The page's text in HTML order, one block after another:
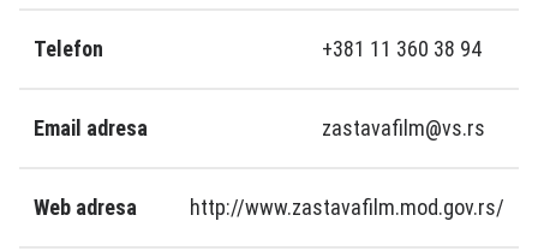
Telefon +381 11 360 38 94
Email adresa zastavafilm@vs.rs
Web adresa http://www.zastavafilm.mod.gov.rs/